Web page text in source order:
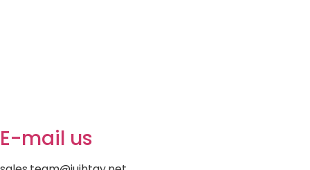
E-mail us